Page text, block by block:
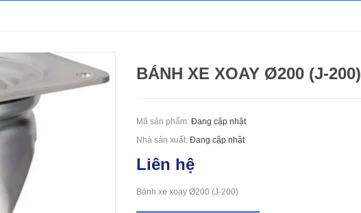
BÁNH XE XOAY Ø200 (J-200)
Mã sản phẩm: Đang cập nhật
Nhà sản xuất: Đang cập nhật
Liên hệ
Bánh xe xoay Ø200 (J-200)